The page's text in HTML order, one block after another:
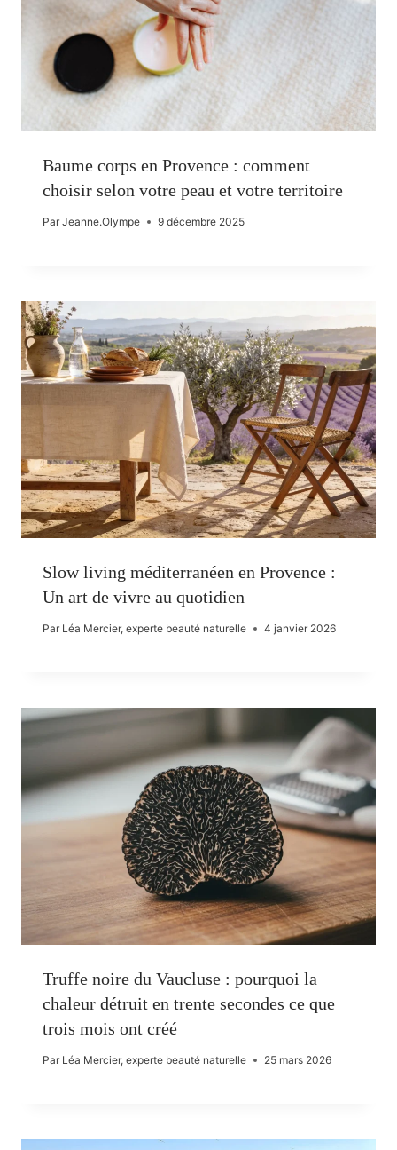
Baume corps en Provence : comment
choisir selon votre peau et votre territoire
Par Jeanne.Olympe 9 décembre 2025
Slow living méditerranéen en Provence :
Un art de vivre au quotidien
Par Léa Mercier, experte beauté naturelle 4 janvier 2026
Truffe noire du Vaucluse : pourquoi la
chaleur détruit en trente secondes ce que
trois mois ont créé
Par Léa Mercier, experte beauté naturelle 25 mars 2026